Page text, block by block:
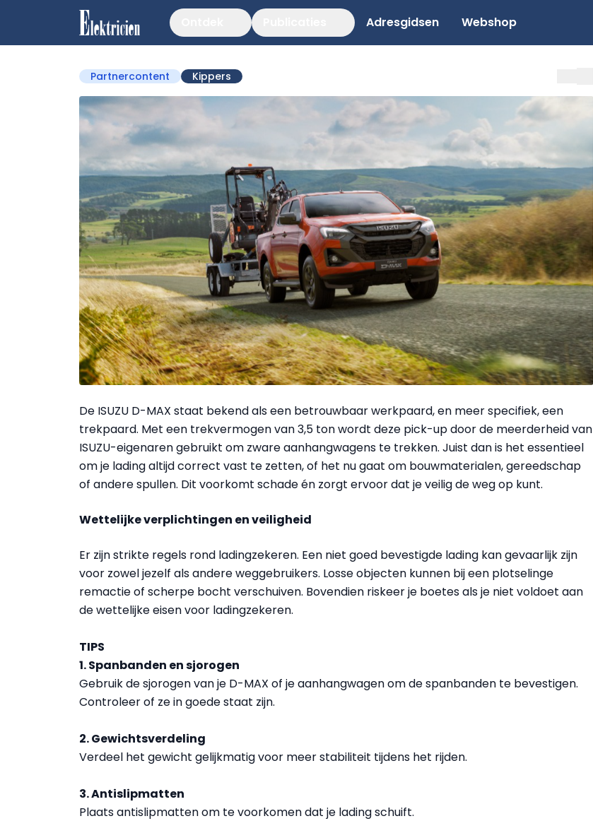
Adresgidsen Webshop
Partnercontent Kippers
De ISUZU D-MAX staat bekend als een betrouwbaar werkpaard, en meer specifiek, een
trekpaard. Met een trekvermogen van 3,5 ton wordt deze pick-up door de meerderheid van
ISUZU-eigenaren gebruikt om zware aanhangwagens te trekken. Juist dan is het essentieel
om je lading altijd correct vast te zetten, of het nu gaat om bouwmaterialen, gereedschap
of andere spullen. Dit voorkomt schade én zorgt ervoor dat je veilig de weg op kunt.
Wettelijke verplichtingen en veiligheid
Er zijn strikte regels rond ladingzekeren. Een niet goed bevestigde lading kan gevaarlijk zijn
voor zowel jezelf als andere weggebruikers. Losse objecten kunnen bij een plotselinge
remactie of scherpe bocht verschuiven. Bovendien riskeer je boetes als je niet voldoet aan
de wettelijke eisen voor ladingzekeren.
TIPS
1. Spanbanden en sjorogen
Gebruik de sjorogen van je D-MAX of je aanhangwagen om de spanbanden te bevestigen.
Controleer of ze in goede staat zijn.
2. Gewichtsverdeling
Verdeel het gewicht gelijkmatig voor meer stabiliteit tijdens het rijden.
3. Antislipmatten
Plaats antislipmatten om te voorkomen dat je lading schuift.